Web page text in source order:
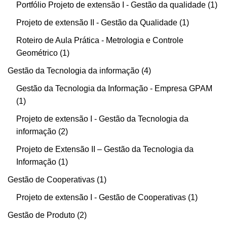
Portfólio Projeto de extensão I - Gestão da qualidade 1
Projeto de extensão II - Gestão da Qualidade 1
Roteiro de Aula Prática - Metrologia e Controle
Geométrico 1
Gestão da Tecnologia da informação 4
Gestão da Tecnologia da Informação - Empresa GPAM
1
Projeto de extensão I - Gestão da Tecnologia da
informação 2
Projeto de Extensão II – Gestão da Tecnologia da
Informação 1
Gestão de Cooperativas 1
Projeto de extensão I - Gestão de Cooperativas 1
Gestão de Produto 2